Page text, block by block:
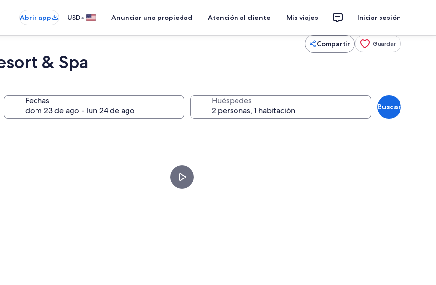
Abrir app USD• Anunciar una propiedad Atención al cliente Mis viajes Iniciar sesión
Compartir Guardar
& Spa
Fechas Huéspedes
Buscar